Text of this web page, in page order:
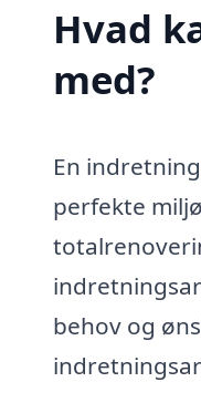
Hvad
med?
En
perfekte
behov og